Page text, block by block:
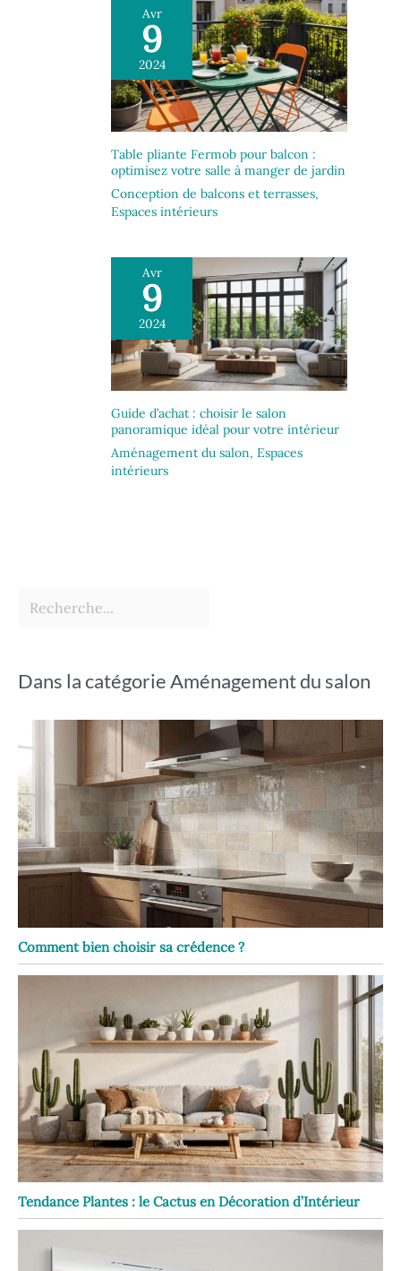
Avr
9
2024
Table pliante Fermob pour balcon :
optimisez votre salle à manger de jardin
Conception de balcons et terrasses,
Espaces intérieurs
Avr
9
2024
Guide d’achat : choisir le salon
panoramique idéal pour votre intérieur
Aménagement du salon, Espaces
intérieurs
Dans la catégorie Aménagement du salon
Comment bien choisir sa crédence ?
Tendance Plantes : le Cactus en Décoration d’Intérieur